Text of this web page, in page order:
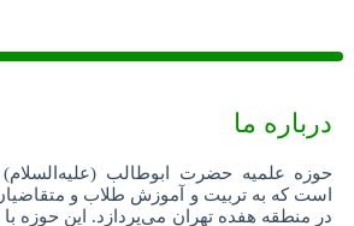
درباره ما
حوزه علمیه حضرت ابوطالب
است که به تربیت و آموزش طلاب و
در منطقه هفده تهران می‌پردازد. این حوزه